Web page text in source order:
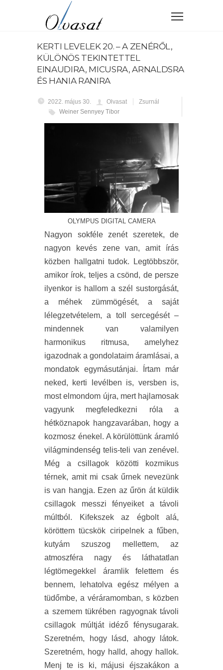
KERTI LEVELEK 20. – A ZENÉRŐL,
KÜLÖNÖS TEKINTETTEL
EINAUDIRA, MICUSRA, ARNALDSRA
ÉS HANIA RANIRA
2022. május 30. Olvasat
Zsurnál
Weiner Sennyey Tibor
OLYMPUS DIGITAL CAMERA
Nagyon sokféle zenét szeretek, de
nagyon kevés zene van, amit írás
közben hallgatni tudok. Legtöbbször,
amikor írok, teljes a csönd, de persze
ilyenkor is hallom a szél sustorgását,
a méhek zümmögését, a saját
lélegzetvételem, a toll sercegését –
mindennek van valamilyen
harmonikus ritmusa, amelyhez
igazodnak a gondolataim áramlásai, a
mondatok egymásutánjai. Írtam már
neked, kerti levélben is, versben is,
most elmondom újra, mert hajlamosak
vagyunk megfeledkezni róla a
hétköznapok hangzavarában, hogy a
kozmosz énekel. A körülöttünk áramló
világmindenség telis-teli van zenével.
Még a csillagok közötti kozmikus
térnek, amit mi csak űrnek nevezünk
is van hangja. Ezen az űrön át küldik
csillagok messzi fényeiket a távoli
múltból. Kifekszek az égbolt alá,
köröttem tücskök ciripelnek a fűben,
kutyám szuszog mellettem, az
atmoszféra nagy és láthatatlan
légtömegekkel áramlik felettem és
bennem, lehatolva egész mélyen a
tüdőmbe, a véráramomban, s közben
a szemem tükrében ragyognak távoli
csillagok múltját idéző fénysugarak.
Szeretném, hogy lásd, ahogy látok.
Szeretném, hogy halld, ahogy hallok.
Menj te is ki, májusi éjszakákon a